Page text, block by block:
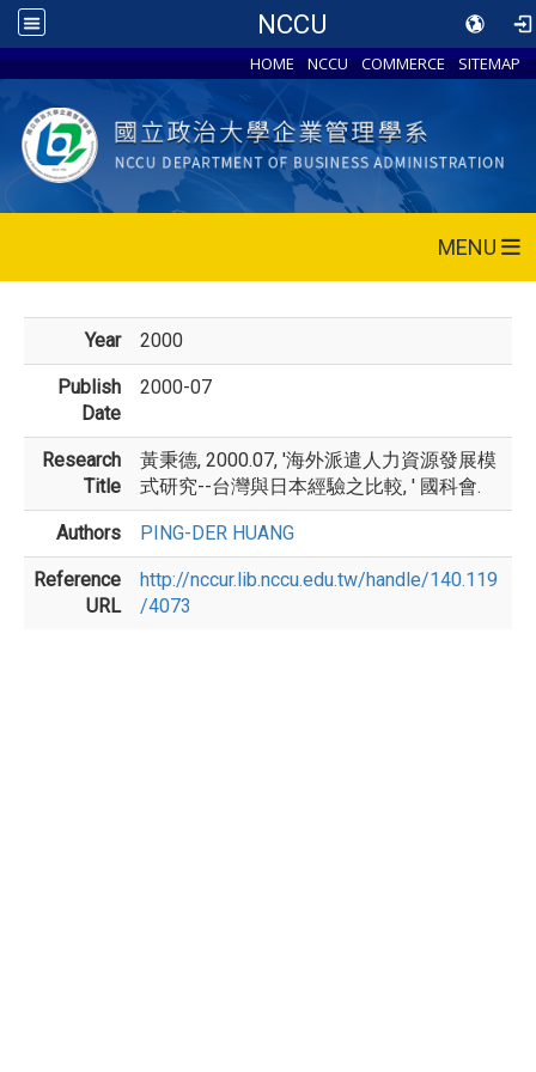
NCCU
HOME NCCU COMMERCE SITEMAP
MENU
Year 2000
Publish
Date
2000-07
Research
Title
黃秉德, 2000.07, '海外派遣人力資源發展模
式研究--台灣與日本經驗之比較, ' 國科會.
Authors PING-DER HUANG
Reference
URL
http://nccur.lib.nccu.edu.tw/handle/140.119
/4073